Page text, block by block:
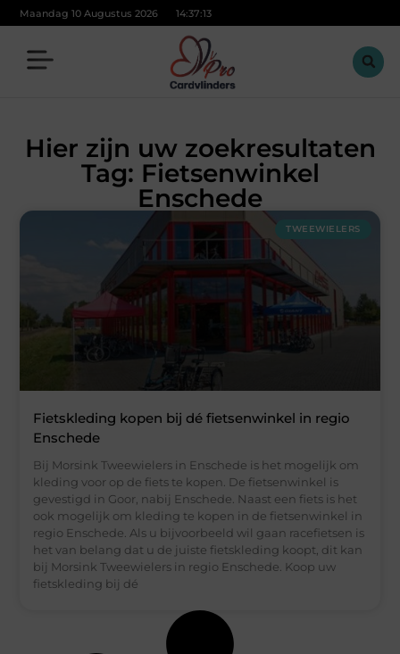
Maandag 10 Augustus 2026 14:37:14
Hier zijn uw zoekresultaten
Tag: Fietsenwinkel
Enschede
TWEEWIELERS
Fietskleding kopen bij dé fietsenwinkel in regio
Enschede
Bij Morsink Tweewielers in Enschede is het mogelijk om
kleding voor op de fiets te kopen. De fietsenwinkel is
gevestigd in Goor, nabij Enschede. Naast een fiets is het
ook mogelijk om kleding te kopen in de fietsenwinkel in
regio Enschede. Als u bijvoorbeeld wil gaan racefietsen is
het van belang dat u de juiste fietskleding koopt, dit kan
bij Morsink Tweewielers in regio Enschede. Koop uw
fietskleding bij dé